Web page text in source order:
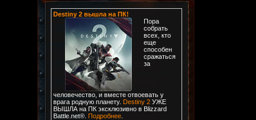
Destiny 2 вышла на ПК!
Пора
собрать
всех, кто
еще
способен
сражаться
за
человечество, и вместе отвоевать у
врага родную планету. Destiny 2УЖЕ
ВЫШЛА на ПК эксклюзивно в Blizzard
Battle.net®. Подробнее.